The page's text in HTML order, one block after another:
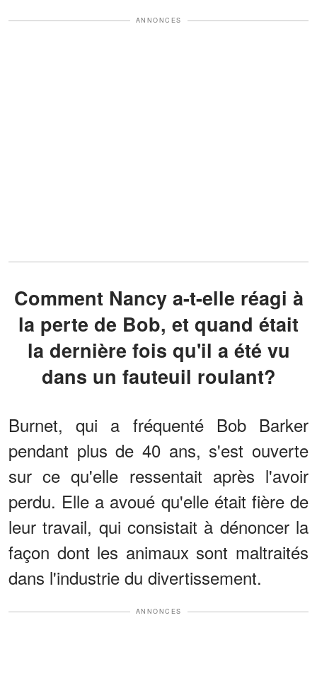
ANNONCES
Comment Nancy a-t-elle réagi à
la perte de Bob, et quand était
la dernière fois qu'il a été vu
dans un fauteuil roulant?
Burnet, qui a fréquenté Bob Barker
pendant plus de 40 ans, s'est ouverte
sur ce qu'elle ressentait après l'avoir
perdu. Elle a avoué qu'elle était fière de
leur travail, qui consistait à dénoncer la
façon dont les animaux sont maltraités
dans l'industrie du divertissement.
ANNONCES